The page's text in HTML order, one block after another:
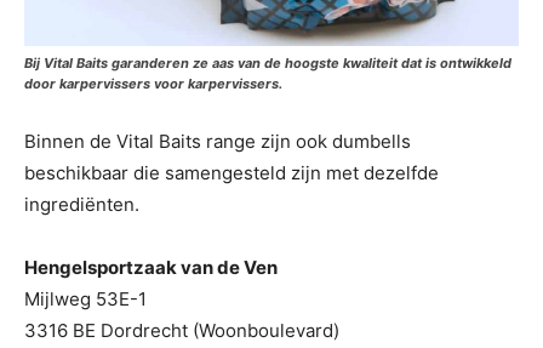
Bij Vital Baits garanderen ze aas van de hoogste kwaliteit dat is ontwikkeld
door karpervissers voor karpervissers.
Binnen de Vital Baits range zijn ook dumbells
beschikbaar die samengesteld zijn met dezelfde
ingrediënten.
Hengelsportzaak van de Ven
Mijlweg 53E-1
3316 BE Dordrecht (Woonboulevard)